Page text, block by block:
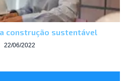
construção sustentável
22/06/2022